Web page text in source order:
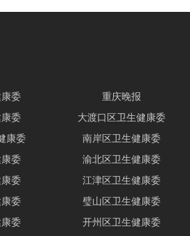
委
重庆晚报
委
大渡口区卫生健康委
康委
南岸区卫生健康委
委
渝北区卫生健康委
委
江津区卫生健康委
委
璧山区卫生健康委
委
开州区卫生健康委